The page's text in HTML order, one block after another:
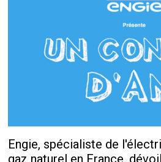
Engie, spécialiste de